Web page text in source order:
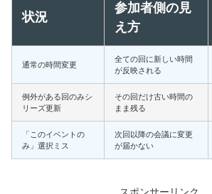
状況
参加者側の見
え方
通常の時間変更
全ての回に新しい時間
が反映される
例外がある回のみシ
リーズ更新
その回だけ古い時間の
まま残る
「このイベントの
み」選択ミス
次回以降の会議に変更
が届かない